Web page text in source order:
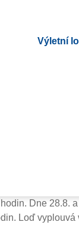
Výletní
čtyři
vás
Dne 28.8.
Loď vyplouvá